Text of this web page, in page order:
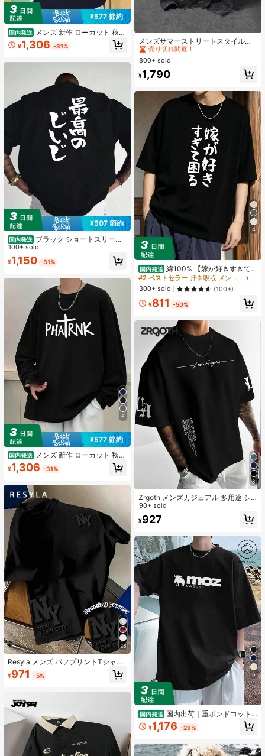
¥577 節約
国内発送
メンズ 新作 ローカット 秋冬
多用途 コンフォート プリント パタ
ーン 長袖 Tシャツ
¥1,306 -31%
¥507 節約
国内発送 ブラック ショートスリーブ
Tシャツ 背面に白い日本語「最高の
ヒッピー」がプリントされています
ラウンドネック 半袖 カジュアルティ
ールシーズン快適 ティーンズ＆ヤン
グアダルト向け、キャラクターバッ
クプリント、耐久性のあるレジャー
100+ sold
¥1,150 -31%
6
¥577 節約
国内発送 メンズ 新作 ローカット 秋冬
多用途 コンフォート プリント パタ
ーン 長袖 Tシャツ
¥1,306 -31%
28
Resyla メンズ パフプリントTシャツ
- ニューヨークシティスタイル、快
適、クルーネック、ファッショナブ
ティに適し、日常着やシティイベン
トに最適
¥971 -5%
メンズサマーストリートスタイルス
ローガングラフィックポロシャツ、
少し伸縮性のあるウォッシュド加工
ブラックトップ、カジュアルな日常
#1 ベストセラー
売り切れ間近！
#1 ベストセラー
売り切れ間近！
#1 ベストセラー
売り切れ間近！
#1 ベストセラー
売り切れ間近！
800+ sold
¥1,790
4
国内発送 綿100% 【嫁が好きすぎて
困る】結婚祝い ペア お揃い 夫婦 記
念日 面白い おもしろ ギャグ ネタ ウ
ケ狙い 文字 笑える Tシャツ
#2 ベストセラー
汗を吸収 メンズTシャツ
300+ sold
(100+)
¥811 -50%
8
Zrgoth メンズカジュアル 多用途 シ
ンプル プリント 半袖Tシャツ
90+ sold
¥927
6
国内発送 国内出荷｜重ポンドコット
ン200 gメンズ春夏カジュアルプリ
ント半袖Tシャツ
¥1,176 -29%